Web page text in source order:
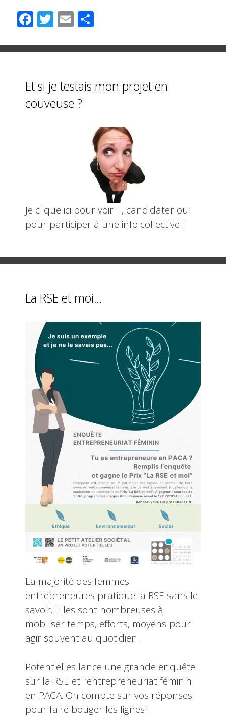
F
e
o
o
T
tt
E
ail ta
er
Et si je testais mon projet en
couveuse ?
Je clique ici pour voir +, candidater ou
pour participer à une info collective !
La RSE et moi…
La majorité des femmes
entrepreneures pratique la RSE sans le
savoir. Elles sont nombreuses à
mobiliser temps, efforts, moyens pour
agir souvent au quotidien.
Potentielles lance une grande enquête
sur la RSE et l’entrepreneuriat féminin
en PACA. On compte sur vos réponses
pour faire bouger les lignes !